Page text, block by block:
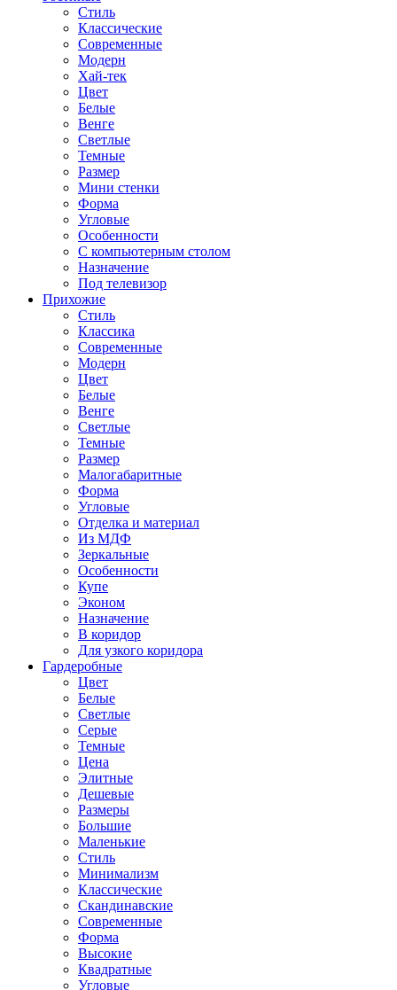
Стиль
Классические
Современные
Модерн
Хай-тек
Цвет
Белые
Венге
Светлые
Темные
Размер
Мини стенки
Форма
Угловые
Особенности
С компьютерным столом
Назначение
Под телевизор
Прихожие
Стиль
Классика
Современные
Модерн
Цвет
Белые
Венге
Светлые
Темные
Размер
Малогабаритные
Форма
Угловые
Отделка и материал
Из МДФ
Зеркальные
Особенности
Купе
Эконом
Назначение
В коридор
Для узкого коридора
Гардеробные
Цвет
Белые
Светлые
Серые
Темные
Цена
Элитные
Дешевые
Размеры
Большие
Маленькие
Стиль
Минимализм
Классические
Скандинавские
Современные
Форма
Высокие
Квадратные
Угловые